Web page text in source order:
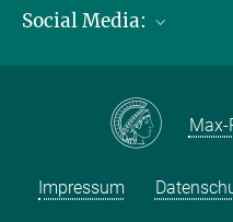
Publikationen
Kontakt und
Social Media:
Max-
Impressum